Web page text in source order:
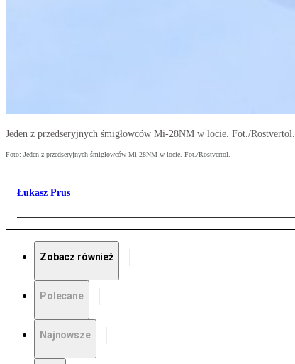
Jeden z przedseryjnych śmigłowców Mi-28NM w locie. Fot./Rostvertol.
Foto: Jeden z przedseryjnych śmigłowców Mi-28NM w locie. Fot./Rostvertol.
Łukasz Prus
Zobacz również
Polecane
Najnowsze